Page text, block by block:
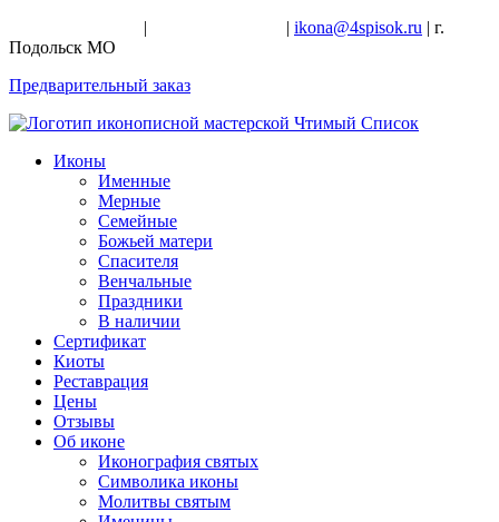
| | ikona@4spisok.ru | г.
Подольск МО
Предварительный заказ
Иконы
Именные
Мерные
Семейные
Божьей матери
Спасителя
Венчальные
Праздники
В наличии
Сертификат
Киоты
Реставрация
Цены
Отзывы
Об иконе
Иконография святых
Символика иконы
Молитвы святым